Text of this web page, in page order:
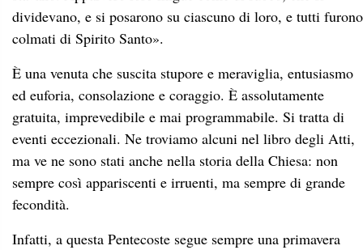
dividevano, e si posarono su ciascuno di loro, e tutti furono
colmati di Spirito Santo».
È una venuta che suscita stupore e meraviglia, entusiasmo
ed euforia, consolazione e coraggio. È assolutamente
gratuita, imprevedibile e mai programmabile. Si tratta di
eventi eccezionali. Ne troviamo alcuni nel libro degli Atti,
ma ve ne sono stati anche nella storia della Chiesa: non
sempre così appariscenti e irruenti, ma sempre di grande
fecondità.
Infatti, a questa Pentecoste segue sempre una primavera